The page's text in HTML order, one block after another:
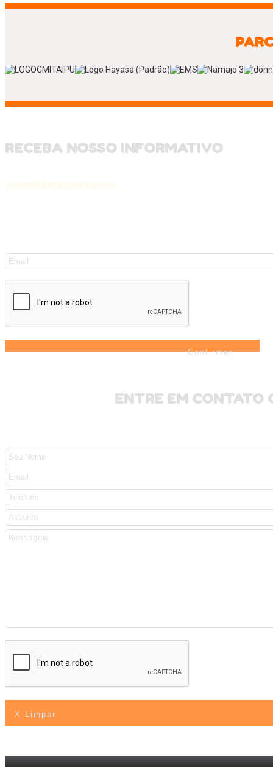
RECEBA NOSSO INFORMATIVO
contato@semprecrianca.org
ENTRE EM CONTATO
X Limpar